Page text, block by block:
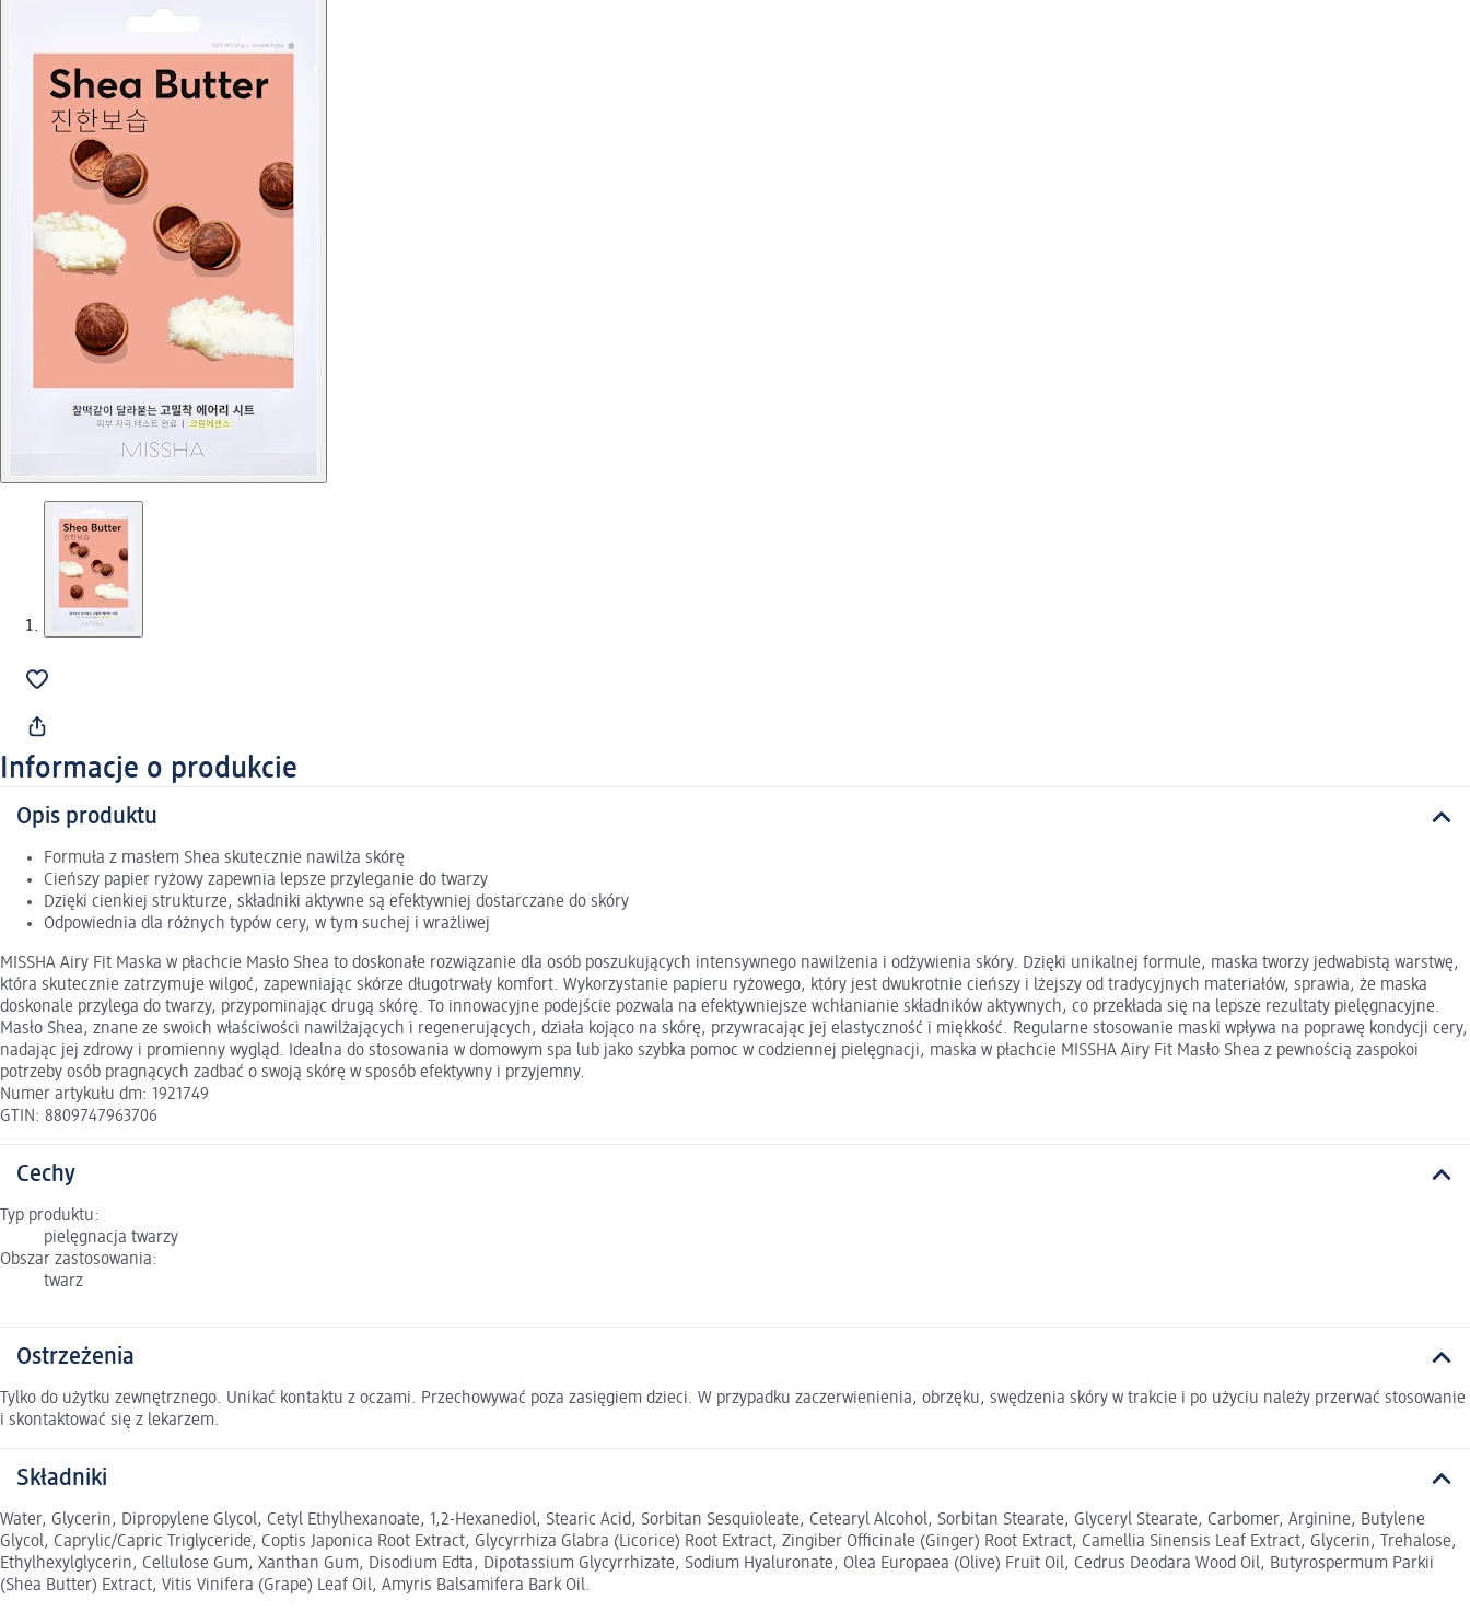
Informacje o produkcie
Opis produktu
Formuła z masłem Shea skutecznie nawilża skórę
Cieńszy papier ryżowy zapewnia lepsze przyleganie do twarzy
Dzięki cienkiej strukturze, składniki aktywne są efektywniej dostarczane do skóry
Odpowiednia dla różnych typów cery, w tym suchej i wrażliwej
MISSHA Airy Fit Maska w płachcie Masło Shea to doskonałe rozwiązanie dla osób poszukujących intensywnego nawilżenia i odżywienia skóry. Dzięki unikalnej formule, maska tworzy jedwabistą warstwę,
która skutecznie zatrzymuje wilgoć, zapewniając skórze długotrwały komfort. Wykorzystanie papieru ryżowego, który jest dwukrotnie cieńszy i lżejszy od tradycyjnych materiałów, sprawia, że maska
doskonale przylega do twarzy, przypominając drugą skórę. To innowacyjne podejście pozwala na efektywniejsze wchłanianie składników aktywnych, co przekłada się na lepsze rezultaty pielęgnacyjne.
Masło Shea, znane ze swoich właściwości nawilżających i regenerujących, działa kojąco na skórę, przywracając jej elastyczność i miękkość. Regularne stosowanie maski wpływa na poprawę kondycji cery,
nadając jej zdrowy i promienny wygląd. Idealna do stosowania w domowym spa lub jako szybka pomoc w codziennej pielęgnacji, maska w płachcie MISSHA Airy Fit Masło Shea z pewnością zaspokoi
potrzeby osób pragnących zadbać o swoją skórę w sposób efektywny i przyjemny.
Numer artykułu dm: 1921749
GTIN: 8809747963706
Cechy
Typ produktu:
pielęgnacja twarzy
Obszar zastosowania:
twarz
Ostrzeżenia
Tylko do użytku zewnętrznego. Unikać kontaktu z oczami. Przechowywać poza zasięgiem dzieci. W przypadku zaczerwienienia, obrzęku, swędzenia skóry w trakcie i po użyciu należy przerwać stosowanie
i skontaktować się z lekarzem.
Składniki
Water, Glycerin, Dipropylene Glycol, Cetyl Ethylhexanoate, 1,2-Hexanediol, Stearic Acid, Sorbitan Sesquioleate, Cetearyl Alcohol, Sorbitan Stearate, Glyceryl Stearate, Carbomer, Arginine, Butylene
Glycol, Caprylic/Capric Triglyceride, Coptis Japonica Root Extract, Glycyrrhiza Glabra (Licorice) Root Extract, Zingiber Officinale (Ginger) Root Extract, Camellia Sinensis Leaf Extract, Glycerin, Trehalose,
Ethylhexylglycerin, Cellulose Gum, Xanthan Gum, Disodium Edta, Dipotassium Glycyrrhizate, Sodium Hyaluronate, Olea Europaea (Olive) Fruit Oil, Cedrus Deodara Wood Oil, Butyrospermum Parkii
(Shea Butter) Extract, Vitis Vinifera (Grape) Leaf Oil, Amyris Balsamifera Bark Oil.